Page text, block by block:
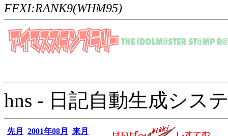
FFXI:RANK9(WHM95)
hns - 日記自動生成シス
先月 2001年08月
来月